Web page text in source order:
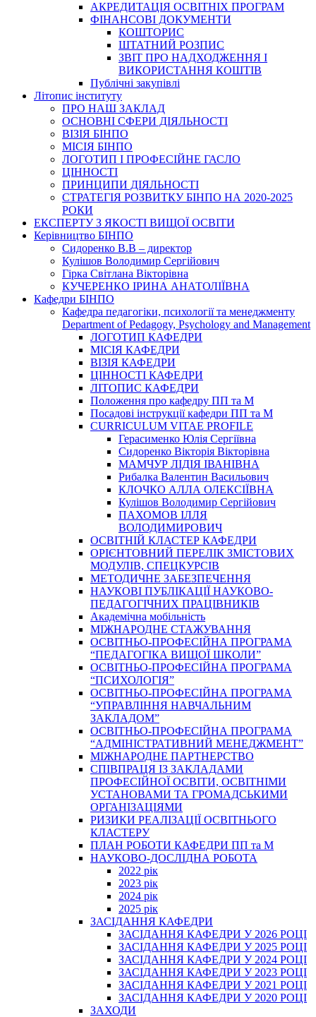
АКРЕДИТАЦІЯ ОСВІТНІХ ПРОГРАМ
ФІНАНСОВІ ДОКУМЕНТИ
КОШТОРИС
ШТАТНИЙ РОЗПИС
ЗВІТ ПРО НАДХОДЖЕННЯ І
ВИКОРИСТАННЯ КОШТІВ
Публічні закупівлі
Літопис інституту
ПРО НАШ ЗАКЛАД
ОСНОВНІ СФЕРИ ДІЯЛЬНОСТІ
ВІЗІЯ БІНПО
МІСІЯ БІНПО
ЛОГОТИП І ПРОФЕСІЙНЕ ГАСЛО
ЦІННОСТІ
ПРИНЦИПИ ДІЯЛЬНОСТІ
СТРАТЕГІЯ РОЗВИТКУ БІНПО НА 2020-2025
РОКИ
ЕКСПЕРТУ З ЯКОСТІ ВИЩОЇ ОСВІТИ
Керівництво БІНПО
Сидоренко В.В – директор
Кулішов Володимир Сергійович
Гірка Світлана Вікторівна
КУЧЕРЕНКО ІРИНА АНАТОЛІЇВНА
Кафедри БІНПО
Кафедра педагогіки, психології та менеджменту
Department of Pedagogy, Psychology and Management
ЛОГОТИП КАФЕДРИ
МІСІЯ КАФЕДРИ
ВІЗІЯ КАФЕДРИ
ЦІННОСТІ КАФЕДРИ
ЛІТОПИС КАФЕДРИ
Положення про кафедру ПП та М
Посадові інструкції кафедри ПП та М
CURRICULUM VITAE PROFILE
Герасименко Юлія Сергіївна
Сидоренко Вікторія Вікторівна
МАМЧУР ЛІДІЯ ІВАНІВНА
Рибалка Валентин Васильович
КЛОЧКО АЛЛА ОЛЕКСІЇВНА
Кулішов Володимир Сергійович
ПАХОМОВ ІЛЛЯ
ВОЛОДИМИРОВИЧ
ОСВІТНІЙ КЛАСТЕР КАФЕДРИ
ОРІЄНТОВНИЙ ПЕРЕЛІК ЗМІСТОВИХ
МОДУЛІВ, СПЕЦКУРСІВ
МЕТОДИЧНЕ ЗАБЕЗПЕЧЕННЯ
НАУКОВІ ПУБЛІКАЦІЇ НАУКОВО-
ПЕДАГОГІЧНИХ ПРАЦІВНИКІВ
Академічна мобільність
МІЖНАРОДНЕ СТАЖУВАННЯ
ОСВІТНЬО-ПРОФЕСІЙНА ПРОГРАМА
“ПЕДАГОГІКА ВИЩОЇ ШКОЛИ”
ОСВІТНЬО-ПРОФЕСІЙНА ПРОГРАМА
“ПСИХОЛОГІЯ”
ОСВІТНЬО-ПРОФЕСІЙНА ПРОГРАМА
“УПРАВЛІННЯ НАВЧАЛЬНИМ
ЗАКЛАДОМ”
ОСВІТНЬО-ПРОФЕСІЙНА ПРОГРАМА
“АДМІНІСТРАТИВНИЙ МЕНЕДЖМЕНТ”
МІЖНАРОДНЕ ПАРТНЕРСТВО
СПІВПРАЦЯ ІЗ ЗАКЛАДАМИ
ПРОФЕСІЙНОЇ ОСВІТИ, ОСВІТНІМИ
УСТАНОВАМИ ТА ГРОМАДСЬКИМИ
ОРГАНІЗАЦІЯМИ
РИЗИКИ РЕАЛІЗАЦІЇ ОСВІТНЬОГО
КЛАСТЕРУ
ПЛАН РОБОТИ КАФЕДРИ ПП та М
НАУКОВО-ДОСЛІДНА РОБОТА
2022 рік
2023 рік
2024 рік
2025 рік
ЗАСІДАННЯ КАФЕДРИ
ЗАСІДАННЯ КАФЕДРИ У 2026 РОЦІ
ЗАСІДАННЯ КАФЕДРИ У 2025 РОЦІ
ЗАСІДАННЯ КАФЕДРИ У 2024 РОЦІ
ЗАСІДАННЯ КАФЕДРИ У 2023 РОЦІ
ЗАСІДАННЯ КАФЕДРИ У 2021 РОЦІ
ЗАСІДАННЯ КАФЕДРИ У 2020 РОЦІ
ЗАХОДИ